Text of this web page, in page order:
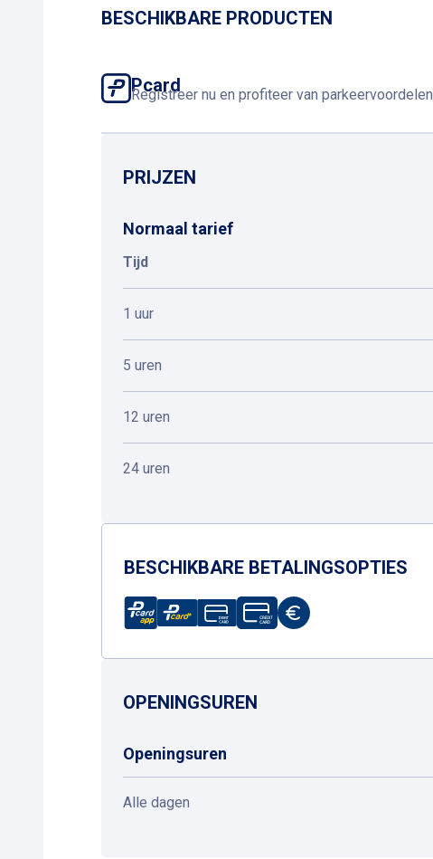
BESCHIKBARE PRODUCTEN
Pcard
Registreer nu en profiteer van parkeervoordelen
PRIJZEN
Normaal tarief
Tijd
1 uur
5 uren
12 uren
24 uren
BESCHIKBARE BETALINGSOPTIES
OPENINGSUREN
Openingsuren
Alle dagen